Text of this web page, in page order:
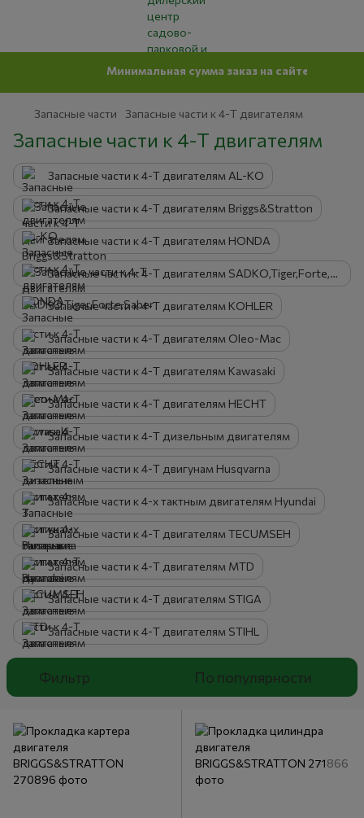
Минимальная сумма заказ на сайте 500 грн
Запасные части Запасные части к 4-Т двигателям
Запасные части к 4-Т двигателям
Запасные части к 4-Т двигателям AL-KO
Запасные части к 4-Т двигателям Briggs&Stratton
Запасные части к 4-Т двигателям HONDA
Запасные части к 4-Т двигателям SADKO,Tiger,Forte,Saber
Запасные части к 4-Т двигателям KOHLER
Запасные части к 4-Т двигателям Oleo-Mac
Запасные части к 4-Т двигателям Kawasaki
Запасные части к 4-Т двигателям HECHT
Запасные части к 4-Т дизельным двигателям
Запасные части к 4-Т двигунам Husqvarna
Запасные части к 4-х тактным двигателям Hyundai
Запасные части к 4-Т двигателям TECUMSEH
Запасные части к 4-Т двигателям MTD
Запасные части к 4-Т двигателям STIGA
Запасные части к 4-Т двигателям STIHL
Фильтр По популярности